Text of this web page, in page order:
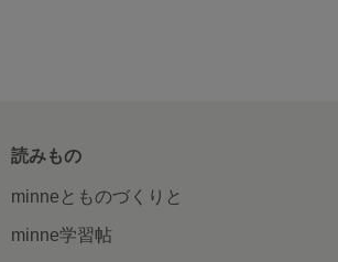
読みもの
minneとものづくりと
minne学習帖